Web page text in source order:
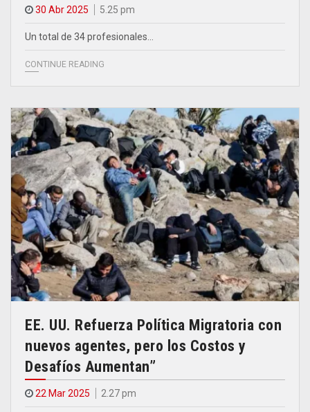
30 Abr 2025 5.25 pm
Un total de 34 profesionales…
CONTINUE READING
EE. UU. Refuerza Política Migratoria con
nuevos agentes, pero los Costos y
Desafíos Aumentan”
22 Mar 2025 2.27 pm